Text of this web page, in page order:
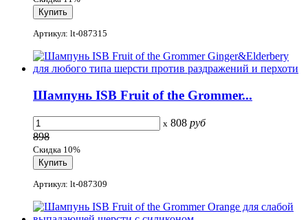
Артикул: lt-087315
Шампунь ISB Fruit of the Grommer...
x 808 руб
898
Скидка 10%
Артикул: lt-087309